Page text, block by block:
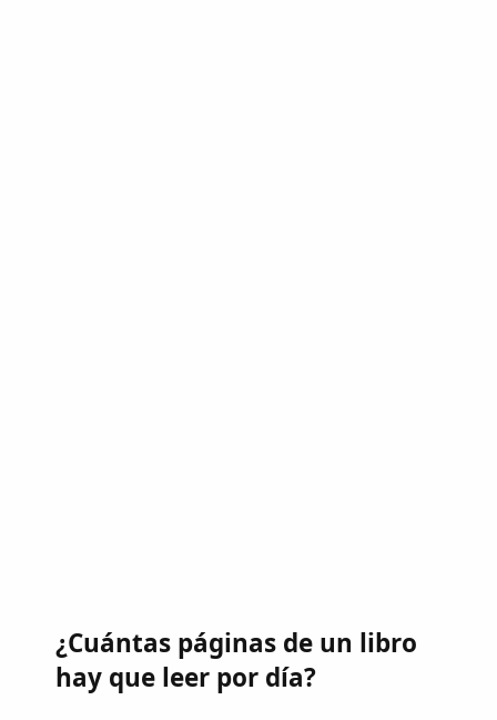
¿Cuántas páginas de un libro
hay que leer por día?